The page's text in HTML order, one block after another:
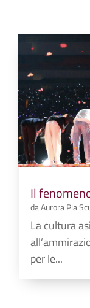
Il
daAurora Pia
La cultura
per le...